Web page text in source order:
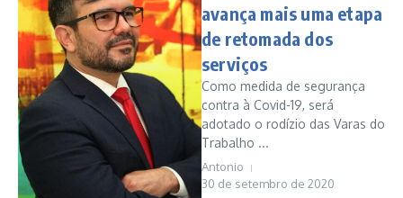
avança mais uma etapa
de retomada dos
serviços
Como medida de segurança
contra à Covid-19, será
adotado o rodízio das Varas do
Trabalho ...
Antonio
30 de setembro de 2020